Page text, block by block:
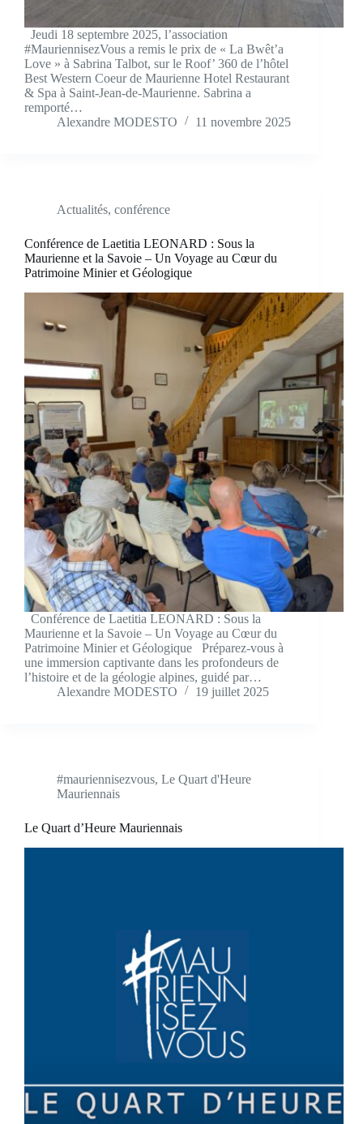
Jeudi 18 septembre 2025, l’association
#MauriennisezVous a remis le prix de « La Bwêt’a
Love » à Sabrina Talbot, sur le Roof’ 360 de l’hôtel
Best Western Coeur de Maurienne Hotel Restaurant
& Spa à Saint-Jean-de-Maurienne. Sabrina a
remporté…
Alexandre MODESTO
11 novembre 2025
Actualités, conférence
Conférence de Laetitia LEONARD : Sous la
Maurienne et la Savoie – Un Voyage au Cœur du
Patrimoine Minier et Géologique
Conférence de Laetitia LEONARD : Sous la
Maurienne et la Savoie – Un Voyage au Cœur du
Patrimoine Minier et Géologique Préparez-vous à
une immersion captivante dans les profondeurs de
l’histoire et de la géologie alpines, guidé par…
Alexandre MODESTO
19 juillet 2025
#mauriennisezvous, Le Quart d'Heure
Mauriennais
Le Quart d’Heure Mauriennais